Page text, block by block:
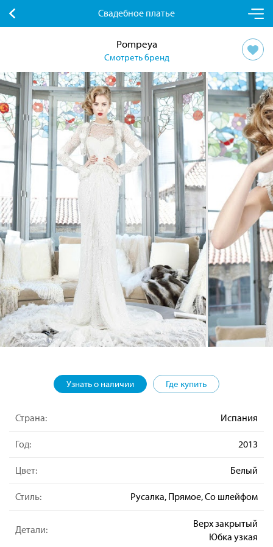
Свадебное платье
Pompeya
Смотреть бренд
Узнать о наличии Где купить
Страна: Испания
Год: 2013
Цвет: Белый
Стиль: Русалка, Прямое, Со шлейфом
Детали:
Верх закрытый
Юбка узкая